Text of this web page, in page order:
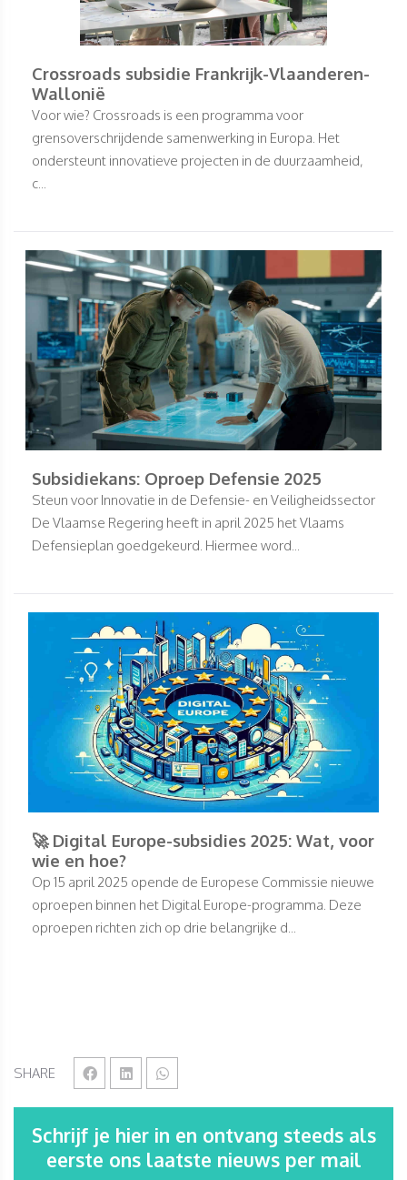
SHARE
Crossroads subsidie Frankrijk-Vlaanderen-
Wallonië
Voor wie? Crossroads is een programma voor
grensoverschrijdende samenwerking in Europa. Het
ondersteunt innovatieve projecten in de duurzaamheid,
c...
Subsidiekans: Oproep Defensie 2025
Steun voor Innovatie in de Defensie- en Veiligheidssector
De Vlaamse Regering heeft in april 2025 het Vlaams
Defensieplan goedgekeurd. Hiermee word...
🚀 Digital Europe-subsidies 2025: Wat, voor
wie en hoe?
Op 15 april 2025 opende de Europese Commissie nieuwe
oproepen binnen het Digital Europe-programma. Deze
oproepen richten zich op drie belangrijke d...
Schrijf je hier in en ontvang steeds als
eerste ons laatste nieuws per mail